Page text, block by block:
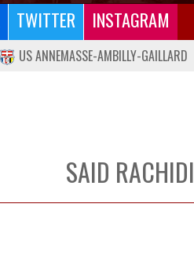
TWITTER INSTAGRAM
US ANNEMASSE-AMBILLY-GAILLARD
SAID RACHIDI